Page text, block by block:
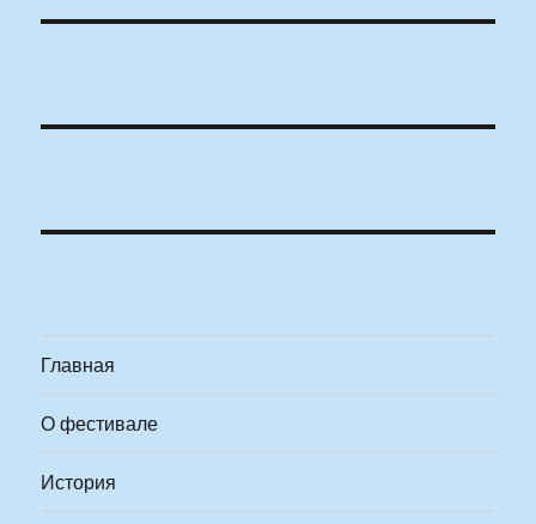
Главная
О фестивале
История